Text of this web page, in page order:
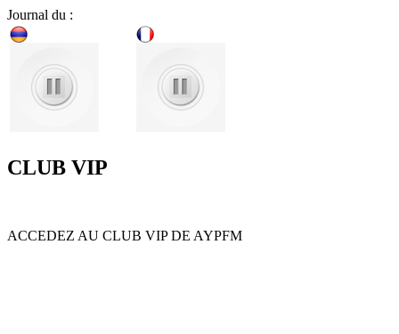
Journal du :
CLUB VIP
ACCEDEZ AU CLUB VIP DE AYPFM